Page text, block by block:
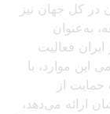
در کل جهان نیز
به‌عنوان
فعالیت
این موارد، با
از
ارائه می‌دهد،